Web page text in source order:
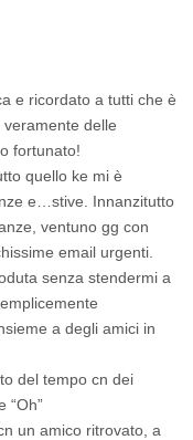
e ricordato a tutti che è
veramente delle
fortunato!
quello ke mi è
e…stive. Innanzitutto
ventuno gg con
email urgenti.
senza stendermi a
a degli amici in
del tempo cn dei
“Oh”
un amico ritrovato, a